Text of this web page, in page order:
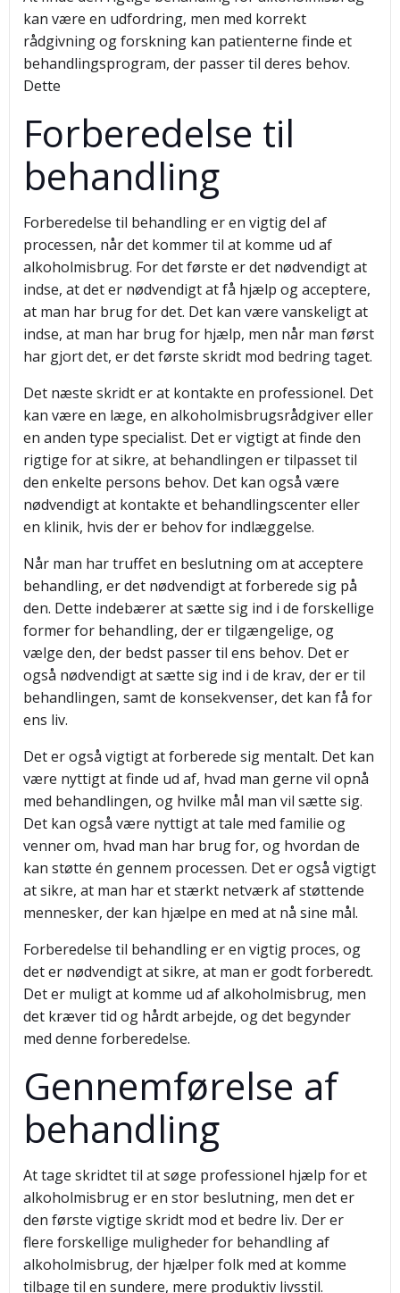
kan være en udfordring, men med korrekt
rådgivning og forskning kan patienterne finde et
behandlingsprogram, der passer til deres behov.
Dette
Forberedelse til
behandling
Forberedelse til behandling er en vigtig del af
processen, når det kommer til at komme ud af
alkoholmisbrug. For det første er det nødvendigt at
indse, at det er nødvendigt at få hjælp og acceptere,
at man har brug for det. Det kan være vanskeligt at
indse, at man har brug for hjælp, men når man først
har gjort det, er det første skridt mod bedring taget.
Det næste skridt er at kontakte en professionel. Det
kan være en læge, en alkoholmisbrugsrådgiver eller
en anden type specialist. Det er vigtigt at finde den
rigtige for at sikre, at behandlingen er tilpasset til
den enkelte persons behov. Det kan også være
nødvendigt at kontakte et behandlingscenter eller
en klinik, hvis der er behov for indlæggelse.
Når man har truffet en beslutning om at acceptere
behandling, er det nødvendigt at forberede sig på
den. Dette indebærer at sætte sig ind i de forskellige
former for behandling, der er tilgængelige, og
vælge den, der bedst passer til ens behov. Det er
også nødvendigt at sætte sig ind i de krav, der er til
behandlingen, samt de konsekvenser, det kan få for
ens liv.
Det er også vigtigt at forberede sig mentalt. Det kan
være nyttigt at finde ud af, hvad man gerne vil opnå
med behandlingen, og hvilke mål man vil sætte sig.
Det kan også være nyttigt at tale med familie og
venner om, hvad man har brug for, og hvordan de
kan støtte én gennem processen. Det er også vigtigt
at sikre, at man har et stærkt netværk af støttende
mennesker, der kan hjælpe en med at nå sine mål.
Forberedelse til behandling er en vigtig proces, og
det er nødvendigt at sikre, at man er godt forberedt.
Det er muligt at komme ud af alkoholmisbrug, men
det kræver tid og hårdt arbejde, og det begynder
med denne forberedelse.
Gennemførelse af
behandling
At tage skridtet til at søge professionel hjælp for et
alkoholmisbrug er en stor beslutning, men det er
den første vigtige skridt mod et bedre liv. Der er
flere forskellige muligheder for behandling af
alkoholmisbrug, der hjælper folk med at komme
tilbage til en sundere, mere produktiv livsstil.